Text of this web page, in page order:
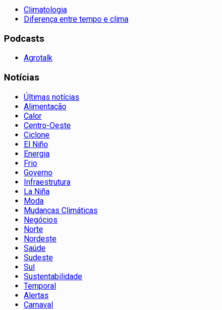
Climatologia
Diferença entre tempo e clima
Podcasts
Agrotalk
Notícias
Últimas notícias
Alimentação
Calor
Centro-Oeste
Ciclone
El Niño
Energia
Frio
Governo
Infraestrutura
La Niña
Moda
Mudanças Climáticas
Negócios
Norte
Nordeste
Saúde
Sudeste
Sul
Sustentabilidade
Temporal
Alertas
Carnaval